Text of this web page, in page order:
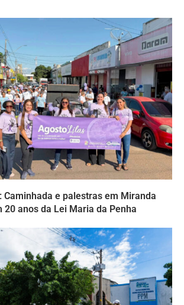
Caminhada e palestras em Miranda
20 anos da Lei Maria da Penha